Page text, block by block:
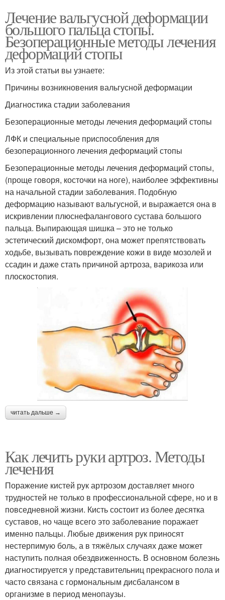
Лечение вальгусной деформации
большого пальца стопы.
Безоперационные методы лечения
деформаций стопы
Из этой статьи вы узнаете:
Причины возникновения вальгусной деформации
Диагностика стадии заболевания
Безоперационные методы лечения деформаций стопы
ЛФК и специальные приспособления для
безоперационного лечения деформаций стопы
Безоперационные методы лечения деформаций стопы,
(проще говоря, косточки на ноге), наиболее эффективны
на начальной стадии заболевания. Подобную
деформацию называют вальгусной, и выражается она в
искривлении плюснефалангового сустава большого
пальца. Выпирающая шишка – это не только
эстетический дискомфорт, она может препятствовать
ходьбе, вызывать повреждение кожи в виде мозолей и
ссадин и даже стать причиной артроза, варикоза или
плоскостопия.
читать дальше →
Как лечить руки артроз. Методы
лечения
Поражение кистей рук артрозом доставляет много
трудностей не только в профессиональной сфере, но и в
повседневной жизни. Кисть состоит из более десятка
суставов, но чаще всего это заболевание поражает
именно пальцы. Любые движения рук приносят
нестерпимую боль, а в тяжёлых случаях даже может
наступить полная обездвиженность. В основном болезнь
диагностируется у представительниц прекрасного пола и
часто связана с гормональным дисбалансом в
организме в период менопаузы.